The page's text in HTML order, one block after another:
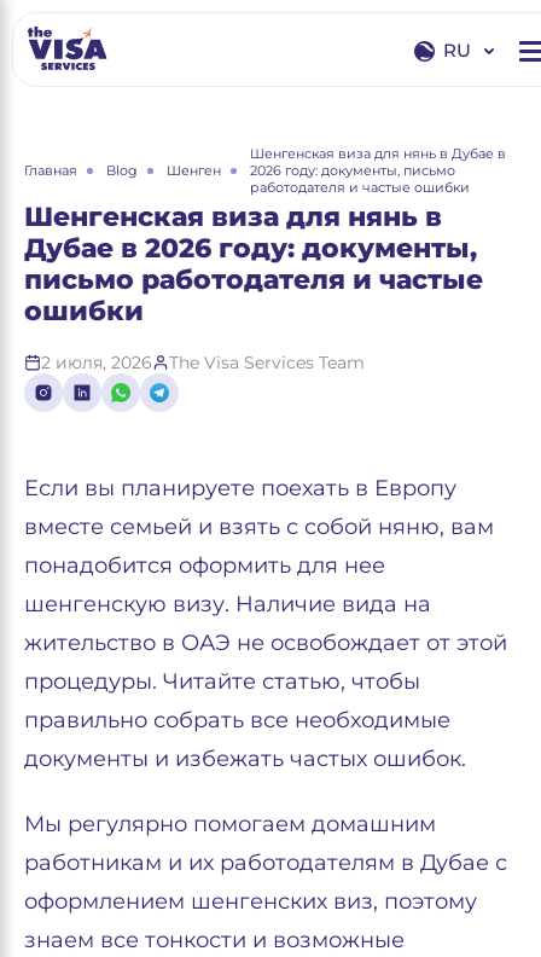
RU
RU
Главная Blog Шенген
Шенгенская виза для нянь в Дубае в
2026 году: документы, письмо
работодателя и частые ошибки
Шенгенская виза для нянь в
Дубае в 2026 году: документы,
письмо работодателя и частые
ошибки
2 июля, 2026 The Visa Services Team
Если вы планируете поехать в Европу
вместе семьей и взять с собой няню, вам
понадобится оформить для нее
шенгенскую визу. Наличие вида на
жительство в ОАЭ не освобождает от этой
процедуры. Читайте статью, чтобы
правильно собрать все необходимые
документы и избежать частых ошибок.
Мы регулярно помогаем домашним
работникам и их работодателям в Дубае с
оформлением шенгенских виз, поэтому
знаем все тонкости и возможные